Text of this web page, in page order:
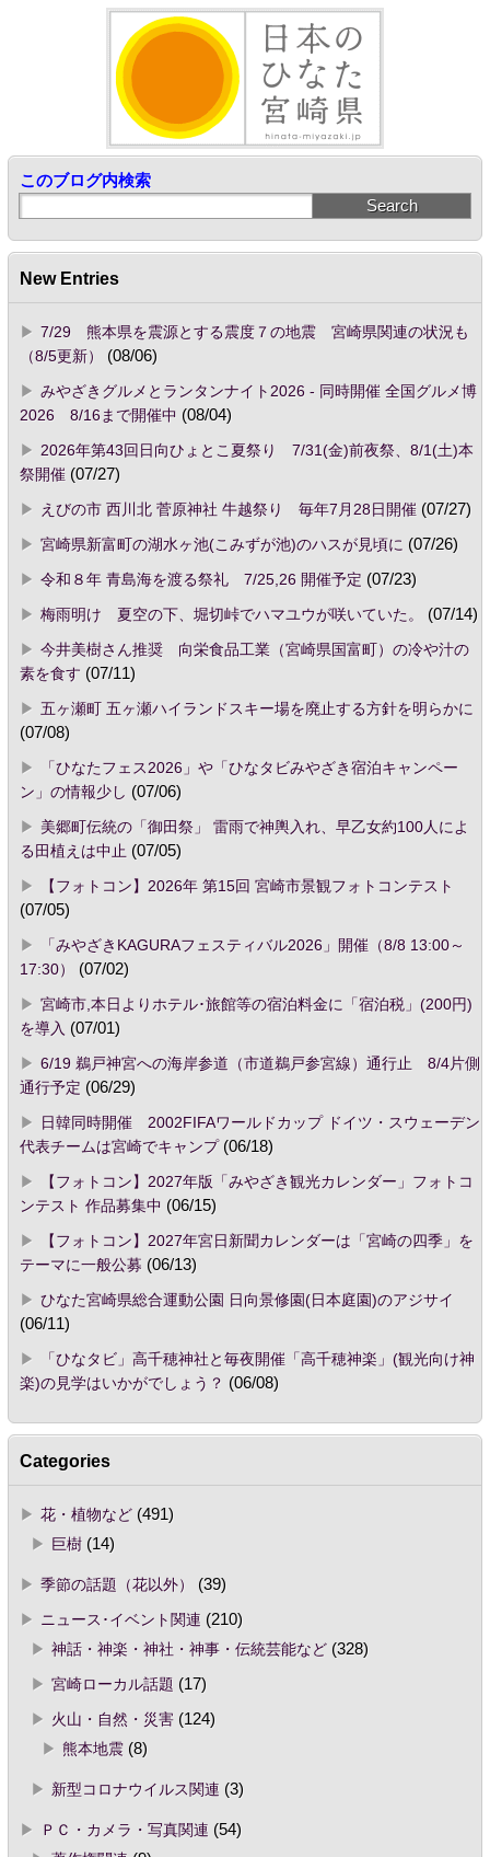
このブログ内検索
New Entries
7/29 熊本県を震源とする震度７の地震 宮崎県関連の状況も
（8/5更新）
(08/06)
みやざきグルメとランタンナイト2026 - 同時開催 全国グルメ博
2026 8/16まで開催中 (08/04)
2026年第43回日向ひょとこ夏祭り 7/31(金)前夜祭、8/1(土)本
祭開催(07/27)
えびの市 西川北 菅原神社 牛越祭り 毎年7月28日開催(07/27)
宮崎県新富町の湖水ヶ池(こみずが池)のハスが見頃に (07/26)
令和８年 青島海を渡る祭礼 7/25,26 開催予定 (07/23)
梅雨明け 夏空の下、堀切峠でハマユウが咲いていた。
(07/14)
今井美樹さん推奨 向栄食品工業（宮崎県国富町）の冷や汁の
素を食す (07/11)
五ヶ瀬町 五ヶ瀬ハイランドスキー場を廃止する方針を明らかに
(07/08)
「ひなたフェス2026」や「ひなタビみやざき宿泊キャンペー
ン」の情報少し (07/06)
美郷町伝統の「御田祭」 雷雨で神輿入れ、早乙女約100人によ
る田植えは中止 (07/05)
【フォトコン】2026年 第15回 宮崎市景観フォトコンテスト
(07/05)
「みやざきKAGURAフェスティバル2026」開催（8/8 13:00～
17:30）
(07/02)
宮崎市,本日よりホテル･旅館等の宿泊料金に「宿泊税」(200円)
を導入 (07/01)
6/19 鵜戸神宮への海岸参道（市道鵜戸参宮線）通行止 8/4片側
通行予定 (06/29)
日韓同時開催 2002FIFAワールドカップ ドイツ・スウェーデン
代表チームは宮崎でキャンプ(06/18)
【フォトコン】2027年版「みやざき観光カレンダー」フォトコ
ンテスト 作品募集中 (06/15)
【フォトコン】2027年宮日新聞カレンダーは「宮崎の四季」を
テーマに一般公募 (06/13)
ひなた宮崎県総合運動公園 日向景修園(日本庭園)のアジサイ
(06/11)
「ひなタビ」高千穂神社と毎夜開催「高千穂神楽」(観光向け神
楽)の見学はいかがでしょう？ (06/08)
Categories
花・植物など(491)
巨樹(14)
季節の話題（花以外）
(39)
ニュース･イベント関連 (210)
神話・神楽・神社・神事・伝統芸能など(328)
宮崎ローカル話題 (17)
火山・自然・災害(124)
熊本地震(8)
新型コロナウイルス関連 (3)
ＰＣ・カメラ・写真関連 (54)